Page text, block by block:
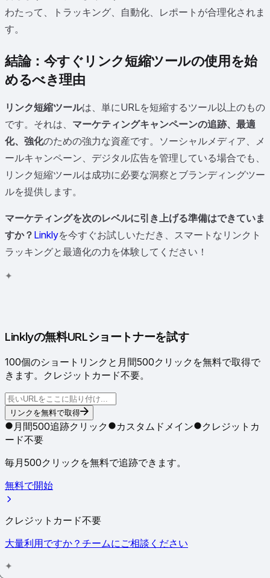
わたって、トラッキング、自動化、レポートが合理化されま
す。
結論：今すぐリンク短縮ツールの使用を始
めるべき理由
リンク短縮ツールは、単にURLを短縮するツール以上のもの
です。それは、 マーケティングキャンペーンの追跡、最適
化、強化のための強力な資産です。ソーシャルメディア、メ
ールキャンペーン、デジタル広告を管理している場合でも、
リンク短縮ツールは成功に必要な洞察とブランディングツー
ルを提供します。
マーケティングを次のレベルに引き上げる準備はできていま
すか？ Linklyを今すぐお試しいただき、スマートなリンクト
ラッキングと最適化の力を体験してください！
Linklyの無料URLショートナーを試す
100個のショートリンクと月間500クリックを無料で取得で
きます。クレジットカード不要。
リンクを無料で取得
月間500追跡クリック カスタムドメイン
クレジットカ
ード不要
毎月500クリックを無料で追跡できます。
無料で開始
クレジットカード不要
大量利用ですか？チームにご相談ください